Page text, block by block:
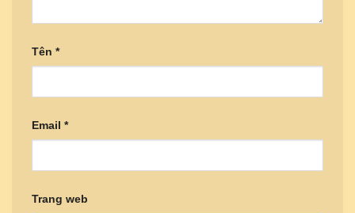
Tên *
Email *
Trang web